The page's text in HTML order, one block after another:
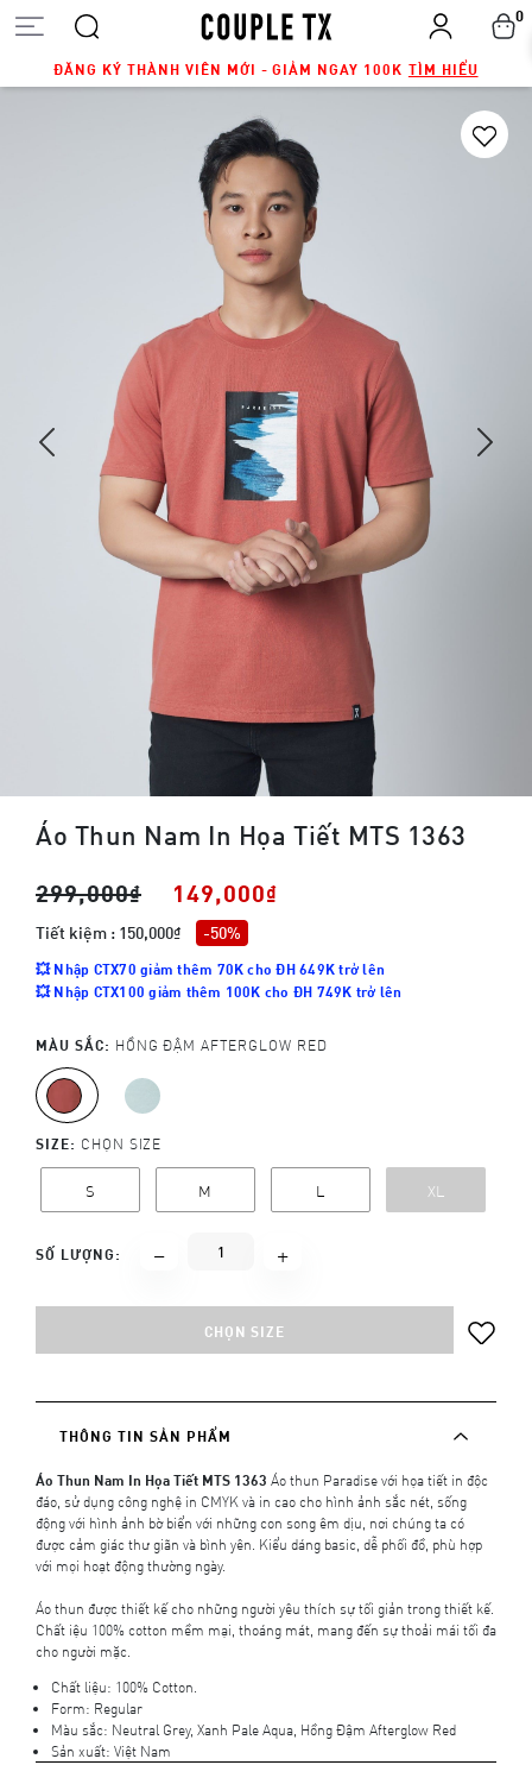
ĐĂNG KÝ THÀNH VIÊN MỚI - GIẢM NGAY 100K TÌM HIỂU
0
Previous
Next
Áo Thun Nam In Họa Tiết MTS 1363
299,000₫ 149,000₫
Tiết kiệm : 150,000₫ -50%
💥 Nhập CTX70 giảm thêm 70K cho ĐH 649K trở lên
💥 Nhập CTX100 giảm thêm 100K cho ĐH 749K trở lên
MÀU SẮC: HỒNG ĐẬM AFTERGLOW RED
SIZE: CHỌN SIZE
S M L XL
SỐ LƯỢNG:
CHỌN SIZE
THÔNG TIN SẢN PHẨM
Áo Thun Nam In Họa Tiết MTS 1363 Áo thun Paradise với họa tiết in độc
đáo, sử dụng công nghệ in CMYK và in cao cho hình ảnh sắc nét, sống
động với hình ảnh bờ biển với những con song êm dịu, nơi chúng ta có
được cảm giác thư giãn và bình yên. Kiểu dáng basic, dễ phối đồ, phù hợp
với mọi hoạt động thường ngày.
Áo thun được thiết kế cho những người yêu thích sự tối giản trong thiết kế.
Chất iệu 100% cotton mềm mại, thoáng mát, mang đến sự thoải mái tối đa
cho người mặc.
Chất liệu: 100% Cotton.
Form: Regular
Màu sắc: Neutral Grey, Xanh Pale Aqua, Hồng Đậm Afterglow Red
Sản xuất: Việt Nam